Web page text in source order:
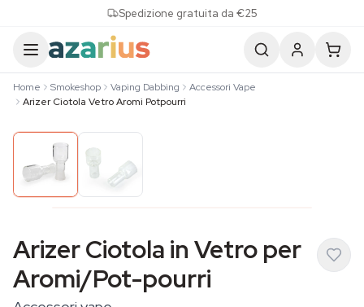
Spedizione gratuita da €25
Home Smokeshop Vaping Dabbing
Accessori Vape
Arizer Ciotola Vetro Aromi Potpourri
Arizer Ciotola in Vetro per
Aromi/Pot-pourri